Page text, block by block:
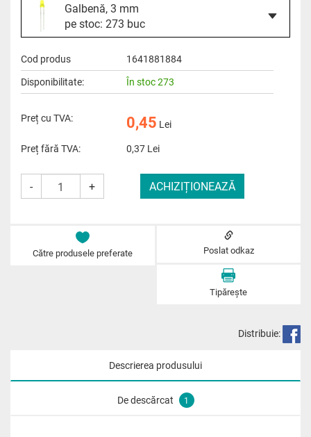
Galbenă, 3 mm
pe stoc: 273 buc
Cod produs
1641881884
Disponibilitate:
În stoc 273
Preț cu TVA: 0,45 Lei
Preț fără TVA:
0,37 Lei
- +
Către produsele preferate Poslat odkaz
Tipărește
Distribuie:
Descrierea produsului
De descărcat 1